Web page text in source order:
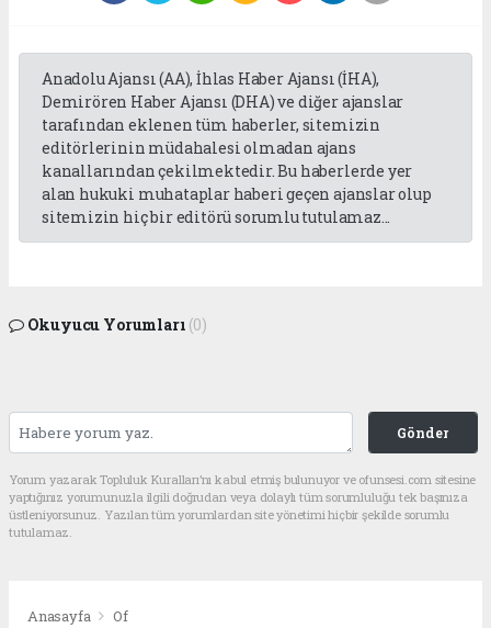
Anadolu Ajansı (AA), İhlas Haber Ajansı (İHA),
Demirören Haber Ajansı (DHA) ve diğer ajanslar
tarafından eklenen tüm haberler, sitemizin
editörlerinin müdahalesi olmadan ajans
kanallarından çekilmektedir. Bu haberlerde yer
alan hukuki muhataplar haberi geçen ajanslar olup
sitemizin hiç bir editörü sorumlu tutulamaz...
Okuyucu Yorumları (0)
Gönder
Yorum yazarak Topluluk Kuralları’nı kabul etmiş bulunuyor ve ofunsesi.com sitesine
yaptığınız yorumunuzla ilgili doğrudan veya dolaylı tüm sorumluluğu tek başınıza
üstleniyorsunuz. Yazılan tüm yorumlardan site yönetimi hiçbir şekilde sorumlu
tutulamaz.
Anasayfa Of